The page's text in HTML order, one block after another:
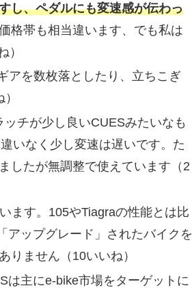
し、ペダルにも変速感が伝わっ
格帯も相当違います、でも私は
）
アを数枚落としたり、立ちこぎ
チが少し良いCUESみたいなも
いなく少し変速は遅いです。た
したが無調整で使えています（2
ます。105やTiagraの性能とは比
アップグレード」されたバイクを
りません（10いいね）
は主にe-bike市場をターゲットに